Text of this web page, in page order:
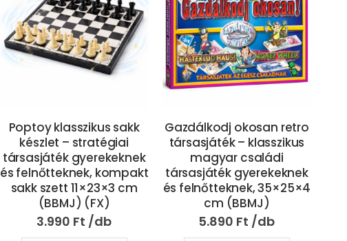
Poptoy klasszikus sakk
készlet – stratégiai
társasjáték gyerekeknek
és felnőtteknek, kompakt
sakk szett 11×23×3 cm
(BBMJ) (FX)
3.990 Ft
Gazdálkodj okosan retro
társasjáték – klasszikus
magyar családi
társasjáték gyerekeknek
és felnőtteknek, 35×25×4
cm (BBMJ)
5.890 Ft